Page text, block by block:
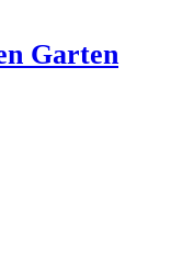
Garten